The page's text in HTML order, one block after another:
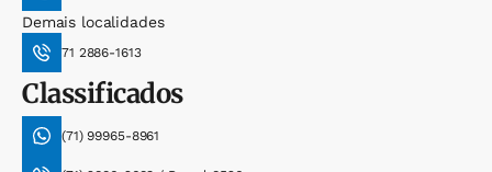
Demais localidades
71 2886-1613
Classificados
(71) 99965-8961